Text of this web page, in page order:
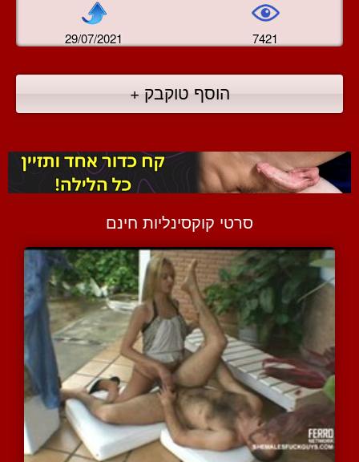
29/07/2021 7421
הוסף טוקבק +
סרטי קוקסינליות חינם